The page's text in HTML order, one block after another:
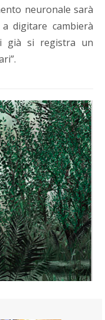
neuronale sarà
digitare cambierà
già si registra un